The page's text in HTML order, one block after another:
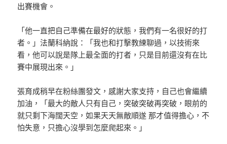
出賽機會。
「他一直把自己準備在最好的狀態，我們有一名很好的打
者。」法蘭科納說：「我也和打擊教練聊過，以技術來
看，他可以說是隊上最全面的打者，只是目前還沒有在比
賽中展現出來。」
張育成稍早在粉絲團發文，感謝大家支持，自己也會繼續
加油，「最大的敵人只有自己，突破突破再突破，眼前的
就只剩下海闊天空，如果天天無敵順遂 那才值得擔心，不
怕失意，只擔心沒學到怎麼爬起來。」